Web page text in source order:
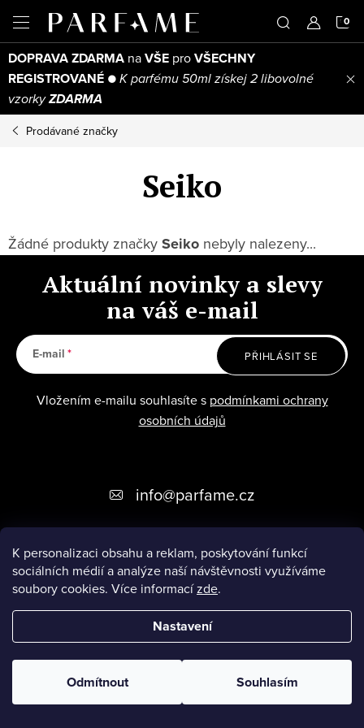
K personalizaci obsahu a reklam, poskytování funkcí
sociálních médií a analýze naší návštěvnosti využíváme
soubory cookies. Více informacízde.
Nastavení
Odmítnout Souhlasím
na
obsah
DOPRAVA ZDARMA naVŠE proVŠECHNY
REGISTROVANÉ ●K parfému 50ml získej 2 libovolné
vzorkyZDARMA
Prodávané značky
Seiko
Žádné produkty značky Seiko nebyly nalezeny...
Aktuální novinky a slevy
na váš e-mail
E-mail
Vložením e-mailu souhlasíte s podmínkami ochrany
osobních údajů
PŘIHLÁSIT SE
á
a
info@parfame.cz
ZÁKAZNICKÝ SERVIS
Copyright 2026Parfame.cz. Všechna práva vyhrazena.Upravit
nastavení cookies